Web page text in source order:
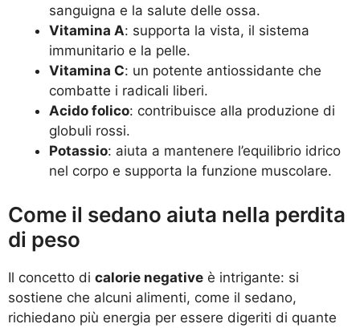
sanguigna e la salute delle ossa.
Vitamina A: supporta la vista, il sistema
immunitario e la pelle.
Vitamina C: un potente antiossidante che
combatte i radicali liberi.
Acido folico: contribuisce alla produzione di
globuli rossi.
Potassio: aiuta a mantenere l’equilibrio idrico
nel corpo e supporta la funzione muscolare.
Come il sedano aiuta nella perdita
di peso
Il concetto di calorie negative è intrigante: si
sostiene che alcuni alimenti, come il sedano,
richiedano più energia per essere digeriti di quante